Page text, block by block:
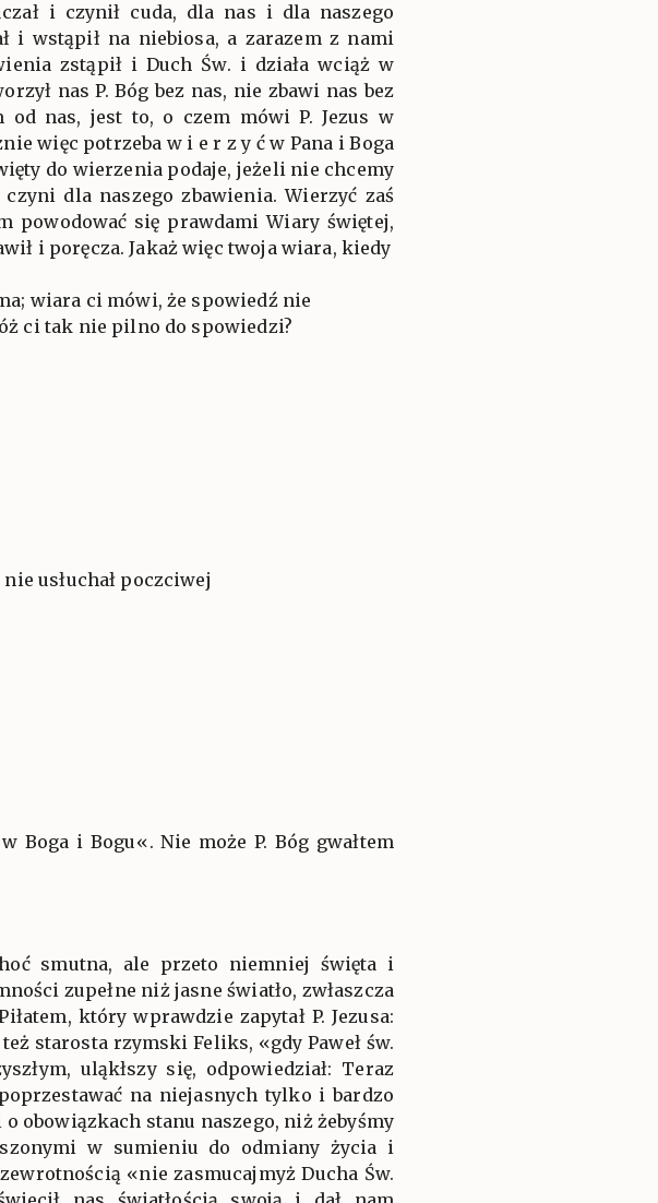
i czynił cuda, dla nas i dla naszego
i wstąpił na niebiosa, a zarazem z nami
zstąpił i Duch Św. i działa wciąż w
nas P. Bóg bez nas, nie zbawi nas bez
od nas, jest to, o czem mówi P. Jezus w
więc potrzeba w i e r z y ć w Pana i Boga
do wierzenia podaje, jeżeli nie chcemy
dla naszego zbawienia. Wierzyć zaś
powodować się prawdami Wiary świętej,
i poręcza. Jakaż więc twoja wiara, kiedy
wiara ci mówi, że spowiedź nie
ci tak nie pilno do spowiedzi?
usłuchał poczciwej
i Bogu«. Nie może P. Bóg gwałtem
smutna, ale przeto niemniej święta i
zupełne niż jasne światło, zwłaszcza
który wprawdzie zapytał P. Jezusa:
starosta rzymski Feliks, «gdy Paweł św.
uląkłszy się, odpowiedział: Teraz
na niejasnych tylko i bardzo
obowiązkach stanu naszego, niż żebyśmy
w sumieniu do odmiany życia i
«nie zasmucajmyż Ducha Św.